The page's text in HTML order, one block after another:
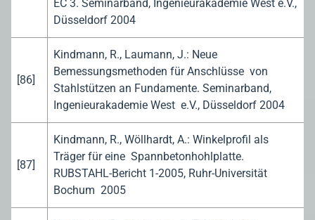
EC 3. Seminarband, Ingenieurakademie West e.V.,
Düsseldorf 2004
[86]
Kindmann, R., Laumann, J.: Neue
Bemessungsmethoden für Anschlüsse von
Stahlstützen an Fundamente. Seminarband,
Ingenieurakademie West e.V., Düsseldorf 2004
[87]
Kindmann, R., Wöllhardt, A.: Winkelprofil als
Träger für eine Spannbetonhohlplatte.
RUBSTAHL-Bericht 1-2005, Ruhr-Universität
Bochum 2005